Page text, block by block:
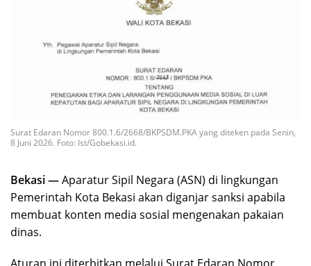
Surat Edaran Nomor 800.1.6/2668/BKPSDM.PKA yang diteken pada Senin,
8 Juni 2026. Foto: Ist/Gobekasi.id.
Bekasi —Aparatur Sipil Negara (ASN) di lingkungan
Pemerintah Kota Bekasi akan diganjar sanksi apabila
membuat konten media sosial mengenakan pakaian
dinas.